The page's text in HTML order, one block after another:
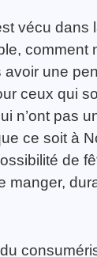
vécu dans
comment
une
ceux qui
n’ont pas
ce soit à
de
manger,